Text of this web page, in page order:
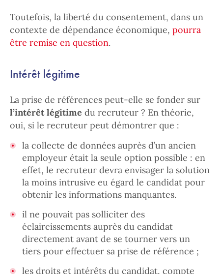
Toutefois, la liberté du consentement, dans un
contexte de dépendance économique, pourra
être remise en question.
Intérêt légitime
La prise de références peut-elle se fonder sur
l’intérêt légitime du recruteur ? En théorie,
oui, si le recruteur peut démontrer que :
la collecte de données auprès d’un ancien
employeur était la seule option possible : en
effet, le recruteur devra envisager la solution
la moins intrusive eu égard le candidat pour
obtenir les informations manquantes.
il ne pouvait pas solliciter des
éclaircissements auprès du candidat
directement avant de se tourner vers un
tiers pour effectuer sa prise de référence ;
les droits et intérêts du candidat, compte